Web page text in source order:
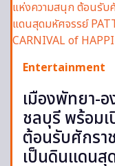
Entertainment
เมืองพัทยา-
ชลบุรี พร้อม
ต้อนรับศักรา
เป็นดินแดนสุ